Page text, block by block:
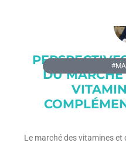
DU
Le marché des vitamines